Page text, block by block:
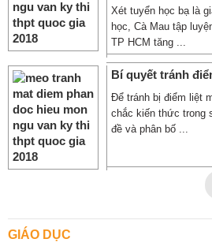
Xét tuyển học bạ là
học, Cà Mau tập
TP HCM tăng ...
Bí quyết tránh
Để tránh bị điểm liệt
chắc kiến thức trong
đề và phân bố ...
GIÁO DỤC